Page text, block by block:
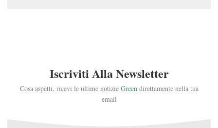
Iscriviti Alla Newsletter
Cosa aspetti, ricevi le ultime notizie Greendirettamente nella tua
email